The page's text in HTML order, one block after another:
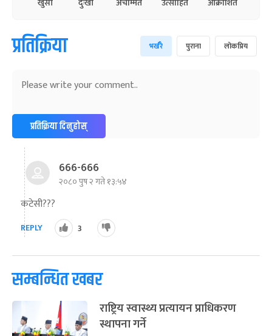
प्रतिक्रिया भर्खरै पुराना लोकप्रिय
प्रतिक्रिया दिनुहोस्
666-666
२०८० पुष २ गते १३:५४
कटेसी???
REPLY 3
सम्बन्धित खबर
राष्ट्रिय स्वास्थ्य प्रत्यायन प्राधिकरण
स्थापना गर्ने